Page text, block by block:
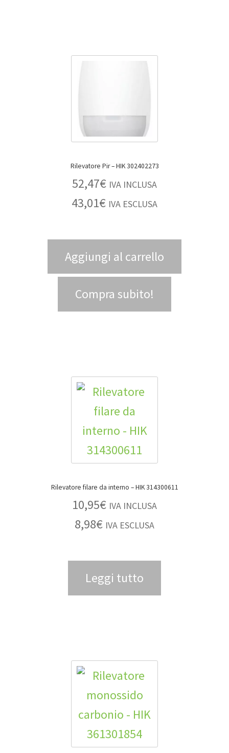
Rilevatore Pir – HIK 302402273
52,47€ IVA INCLUSA
43,01€ IVA ESCLUSA
Aggiungi al carrello
Compra subito!
Rilevatore filare da interno – HIK 314300611
10,95€ IVA INCLUSA
8,98€ IVA ESCLUSA
Leggi tutto